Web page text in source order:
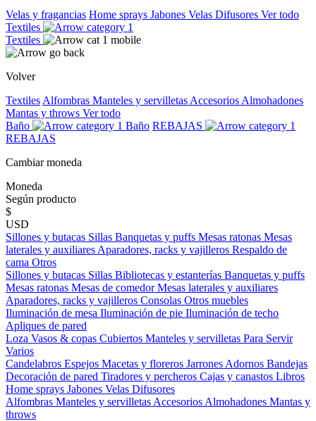
Velas y fragancias Home sprays Jabones Velas Difusores Ver todo
Textiles
Textiles
Volver
Textiles Alfombras Manteles y servilletas Accesorios Almohadones
Mantas y throws Ver todo
Baño
Baño REBAJAS
REBAJAS
Cambiar moneda
Moneda
Según producto
$
USD
Sillones y butacas Sillas Banquetas y puffs Mesas ratonas Mesas
laterales y auxiliares Aparadores, racks y vajilleros Respaldo de
cama Otros
Sillones y butacas Sillas Bibliotecas y estanterías Banquetas y puffs
Mesas ratonas Mesas de comedorMesas laterales y auxiliares
Aparadores, racks y vajilleros Consolas Otros muebles
Iluminación de mesa Iluminación de pie Iluminación de techo
Apliques de pared
Loza Vasos & copas Cubiertos Manteles y servilletas Para Servir
Varios
Candelabros Espejos Macetas y floreros Jarrones Adornos Bandejas
Decoración de pared Tiradores y percheros Cajas y canastos Libros
Home sprays Jabones Velas Difusores
Alfombras Manteles y servilletas Accesorios Almohadones Mantas y
throws